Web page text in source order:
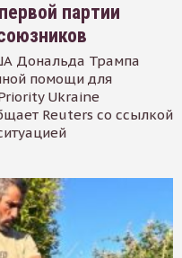
партии
Дональда Трампа
помощи для
Ukraine
Reuters со ссылкой